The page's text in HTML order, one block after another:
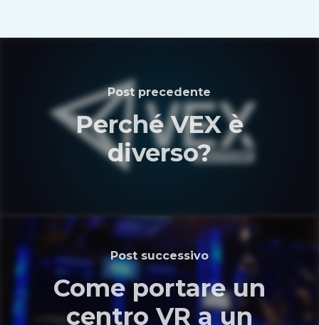
Post precedente
Perché VEX è
diverso?
Post successivo
Come portare un
centro VR a un